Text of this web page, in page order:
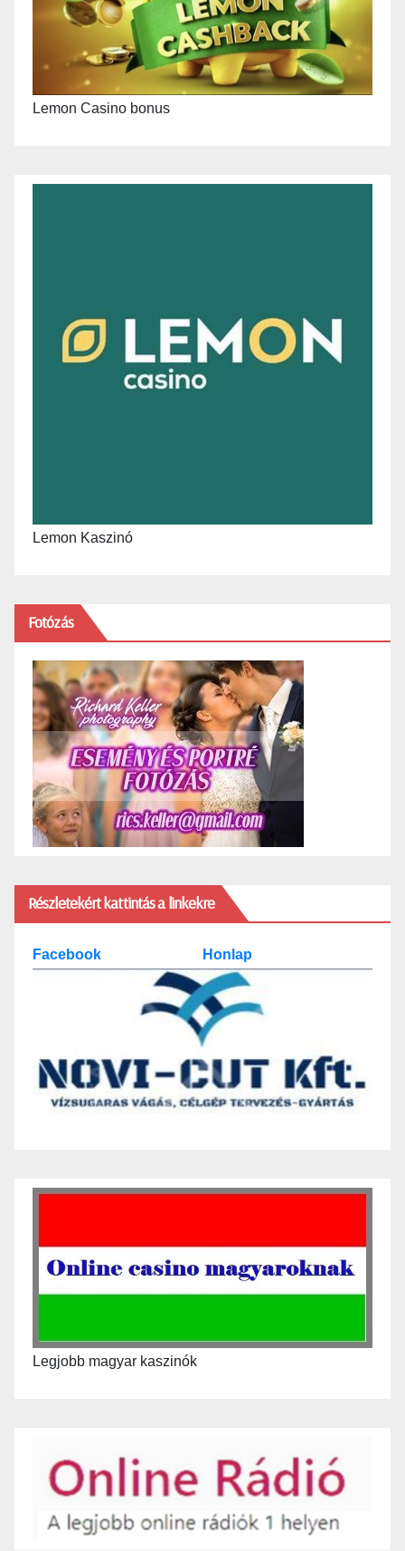
Lemon Casino bonus
Lemon Kaszinó
Fotózás
Részletekért kattintás a linkekre
Facebook Honlap
Legjobb magyar kaszinók